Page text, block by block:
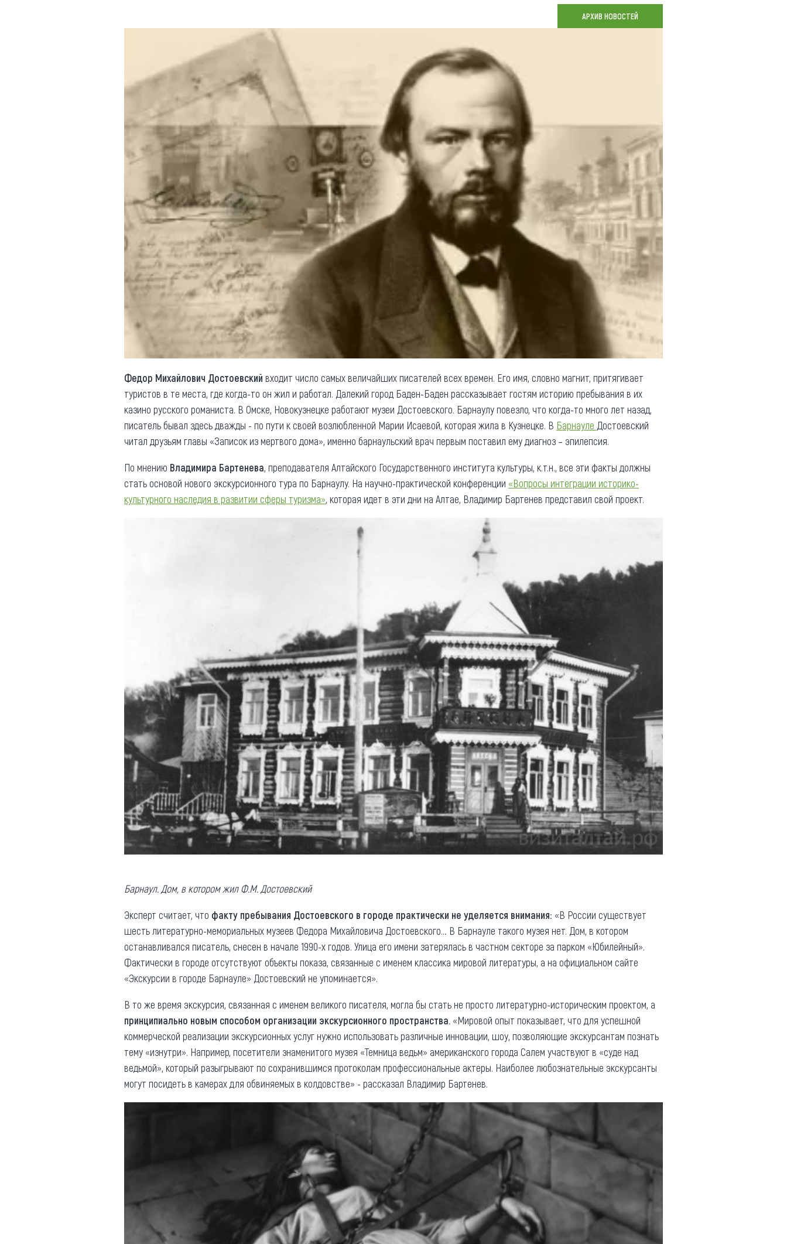
Новости
Что привезти (сувениры)
Общая информация
Как добраться
Люди, прославившие Алтай
Карты и буклеты
Коллекция впечатлений
Другие рубрики
Реестр туроператоров
Реестр туристических
агентств Алтайского края
Противодействие коррупции
АРХИВ НОВОСТЕЙ
Федор Михайлович Достоевский входит число самых величайших писателей всех времен. Его имя, словно магнит, притягивает
туристов в те места, где когда-то он жил и работал. Далекий город Баден-Баден рассказывает гостям историю пребывания в их
казино русского романиста. В Омске, Новокузнецке работают музеи Достоевского. Барнаулу повезло, что когда-то много лет назад,
писатель бывал здесь дважды - по пути к своей возлюбленной Марии Исаевой, которая жила в Кузнецке. В Барнауле Достоевский
читал друзьям главы «Записок из мертвого дома», именно барнаульский врач первым поставил ему диагноз – эпилепсия.
По мнению Владимира Бартенева, преподавателя Алтайского Государственного института культуры, к.т.н., все эти факты должны
стать основой нового экскурсионного тура по Барнаулу. На научно-практической конференции «Вопросы интеграции историко-
культурного наследия в развитии сферы туризма», которая идет в эти дни на Алтае, Владимир Бартенев представил свой проект.
Барнаул. Дом, в котором жил Ф.М. Достоевский
Эксперт считает, что факту пребывания Достоевского в городе практически не уделяется внимания: «В России существует
шесть литературно-мемориальных музеев Федора Михайловича Достоевского… В Барнауле такого музея нет. Дом, в котором
останавливался писатель, снесен в начале 1990-х годов. Улица его имени затерялась в частном секторе за парком «Юбилейный».
Фактически в городе отсутствуют объекты показа, связанные с именем классика мировой литературы, а на официальном сайте
«Экскурсии в городе Барнауле» Достоевский не упоминается».
В то же время экскурсия, связанная с именем великого писателя, могла бы стать не просто литературно-историческим проектом, а
принципиально новым способом организации экскурсионного пространства. «Мировой опыт показывает, что для успешной
коммерческой реализации экскурсионных услуг нужно использовать различные инновации, шоу, позволяющие экскурсантам познать
тему «изнутри». Например, посетители знаменитого музея «Темница ведьм» американского города Салем участвуют в «суде над
ведьмой», который разыгрывают по сохранившимся протоколам профессиональные актеры. Наиболее любознательные экскурсанты
могут посидеть в камерах для обвиняемых в колдовстве» - рассказал Владимир Бартенев.